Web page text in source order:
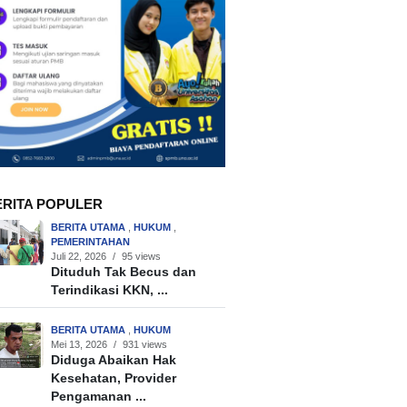
POPULER
BERITA UTAMA , HUKUM ,
PEMERINTAHAN
Juli 22, 2026
/ 95 views
Dituduh Tak Becus dan
Terindikasi KKN, ...
BERITA UTAMA , HUKUM
Mei 13, 2026
/ 931 views
Diduga Abaikan Hak
Kesehatan, Provider
Pengamanan ...